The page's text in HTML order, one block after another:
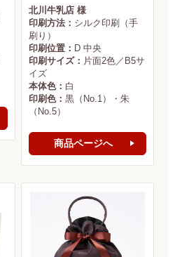
北川牛乳店 様
印刷方法： シルク印刷（手
刷り）
印刷位置： D 中央
印刷サイズ： 片面2色／B5サ
イズ
本体色： 白
印刷色： 黒（No.1）・朱
（No.5）
商品ページへ